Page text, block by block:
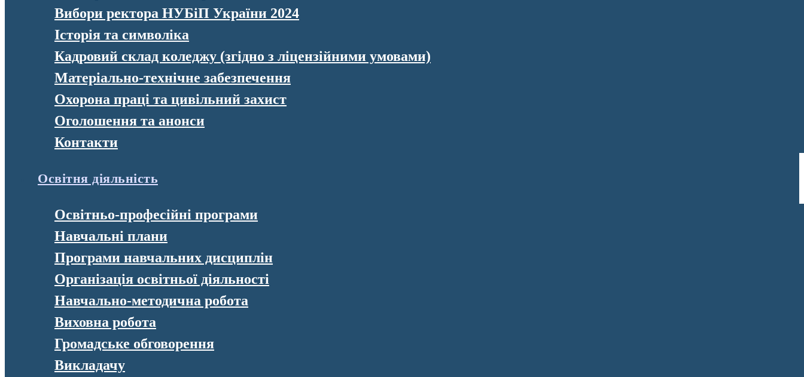
Вибори ректора НУБіП України 2024
Історія та символіка
Кадровий склад коледжу (згідно з ліцензійними умовами)
Матеріально-технічне забезпечення
Охорона праці та цивільний захист
Оголошення та анонси
Контакти
Освітня діяльність
Освітньо-професійні програми
Навчальні плани
Програми навчальних дисциплін
Організація освітньої діяльності
Навчально-методична робота
Виховна робота
Громадське обговорення
Викладачу